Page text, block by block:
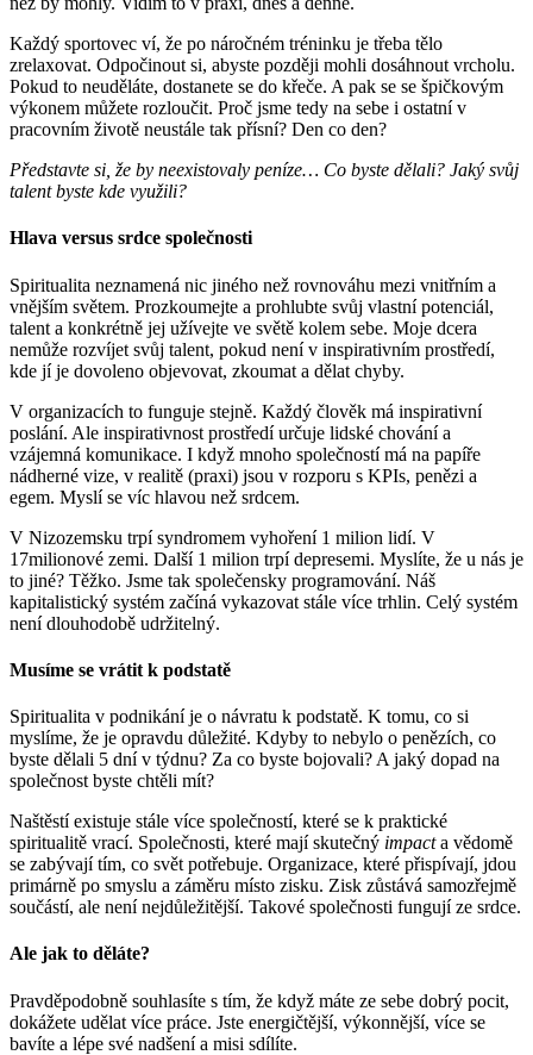
Každý sportovec ví, že po náročném tréninku je třeba tělo
zrelaxovat. Odpočinout si, abyste později mohli dosáhnout vrcholu.
Pokud to neuděláte, dostanete se do křeče. A pak se se špičkovým
výkonem můžete rozloučit. Proč jsme tedy na sebe i ostatní v
pracovním životě neustále tak přísní? Den co den?
Představte si, že by neexistovaly peníze… Co byste dělali? Jaký svůj
talent byste kde využili?
Hlava versus srdce společnosti
Spiritualita neznamená nic jiného než rovnováhu mezi vnitřním a
vnějším světem. Prozkoumejte a prohlubte svůj vlastní potenciál,
talent a konkrétně jej užívejte ve světě kolem sebe. Moje dcera
nemůže rozvíjet svůj talent, pokud není v inspirativním prostředí,
kde jí je dovoleno objevovat, zkoumat a dělat chyby.
V organizacích to funguje stejně. Každý člověk má inspirativní
poslání. Ale inspirativnost prostředí určuje lidské chování a
vzájemná komunikace. I když mnoho společností má na papíře
nádherné vize, v realitě (praxi) jsou v rozporu s KPIs, penězi a
egem. Myslí se víc hlavou než srdcem.
V Nizozemsku trpí syndromem vyhoření 1 milion lidí. V
17milionové zemi. Další 1 milion trpí depresemi. Myslíte, že u nás je
to jiné? Těžko. Jsme tak společensky programování. Náš
kapitalistický systém začíná vykazovat stále více trhlin. Celý systém
není dlouhodobě udržitelný.
Musíme se vrátit k podstatě
Spiritualita v podnikání je o návratu k podstatě. K tomu, co si
myslíme, že je opravdu důležité. Kdyby to nebylo o penězích, co
byste dělali 5 dní v týdnu? Za co byste bojovali? A jaký dopad na
společnost byste chtěli mít?
Naštěstí existuje stále více společností, které se k praktické
spiritualitě vrací. Společnosti, které mají skutečný impacta vědomě
se zabývají tím, co svět potřebuje. Organizace, které přispívají, jdou
primárně po smyslu a záměru místo zisku. Zisk zůstává samozřejmě
součástí, ale není nejdůležitější. Takové společnosti fungují ze srdce.
Ale jak to děláte?
Pravděpodobně souhlasíte s tím, že když máte ze sebe dobrý pocit,
dokážete udělat více práce. Jste energičtější, výkonnější, více se
bavíte a lépe své nadšení a misi sdílíte.